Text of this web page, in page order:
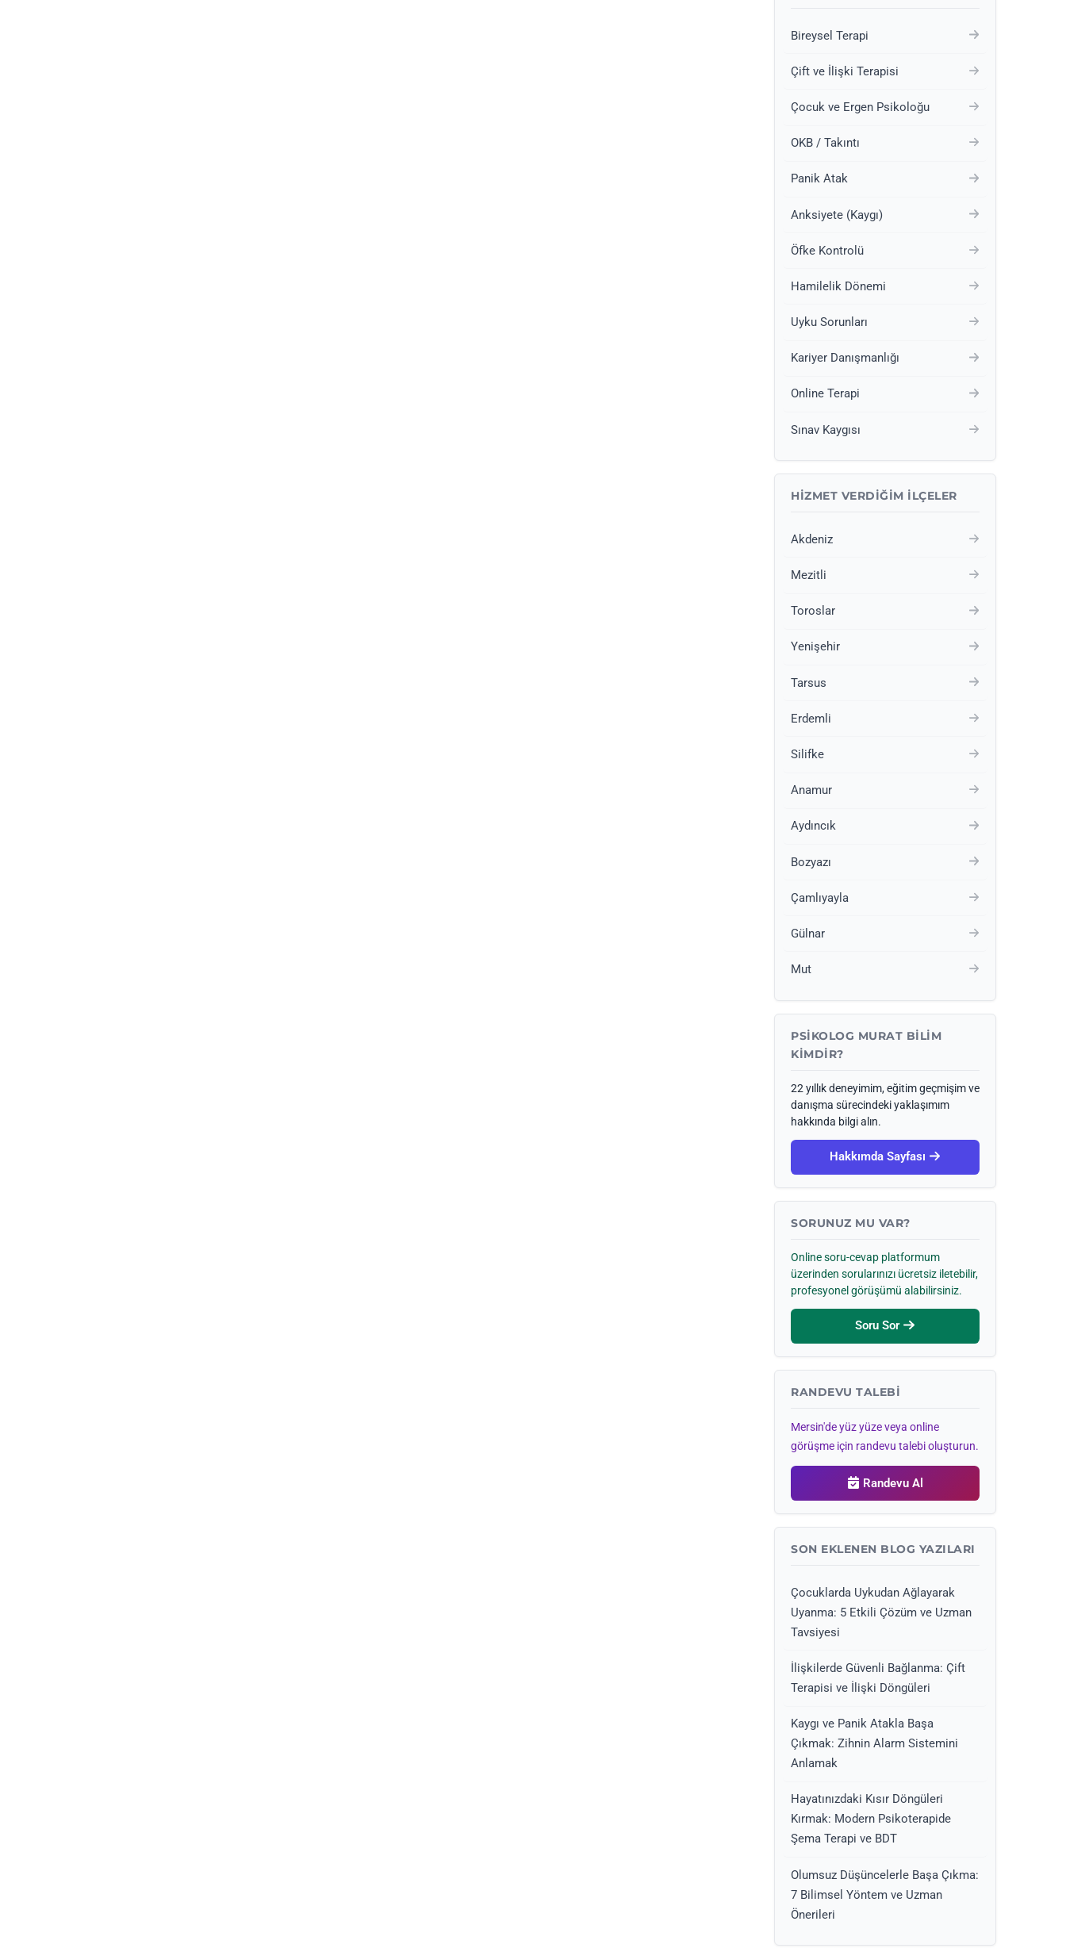
Bireysel Terapi
Çift ve İlişki Terapisi
Çocuk ve Ergen Psikoloğu
OKB / Takıntı
Panik Atak
Anksiyete (Kaygı)
Öfke Kontrolü
Hamilelik Dönemi
Uyku Sorunları
Kariyer Danışmanlığı
Online Terapi
Sınav Kaygısı
HIZMET VERDIĞIM İLÇELER
Akdeniz
Mezitli
Toroslar
Yenişehir
Tarsus
Erdemli
Silifke
Anamur
Aydıncık
Bozyazı
Çamlıyayla
Gülnar
Mut
PSIKOLOG MURAT BILIM
KIMDIR?
22 yıllık deneyimim, eğitim geçmişim ve
danışma sürecindeki yaklaşımım
hakkında bilgi alın.
Hakkımda Sayfası
SORUNUZ MU VAR?
Online soru-cevap platformum
üzerinden sorularınızı ücretsiz iletebilir,
profesyonel görüşümü alabilirsiniz.
Soru Sor
RANDEVU TALEBI
Mersin'de yüz yüze veya online
görüşme için randevu talebi oluşturun.
Randevu Al
SON EKLENEN BLOG YAZILARI
Çocuklarda Uykudan Ağlayarak
Uyanma: 5 Etkili Çözüm ve Uzman
Tavsiyesi
İlişkilerde Güvenli Bağlanma: Çift
Terapisi ve İlişki Döngüleri
Kaygı ve Panik Atakla Başa
Çıkmak: Zihnin Alarm Sistemini
Anlamak
Hayatınızdaki Kısır Döngüleri
Kırmak: Modern Psikoterapide
Şema Terapi ve BDT
Olumsuz Düşüncelerle Başa Çıkma:
7 Bilimsel Yöntem ve Uzman
Önerileri